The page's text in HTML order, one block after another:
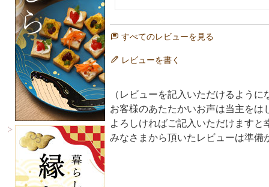
すべてのレビューを見る
レビューを書く
（レビューを記入いただけるように
お客様のあたたかいお声は当主を
よろしければご記入いただけますと
みなさまから頂いたレビューは準備